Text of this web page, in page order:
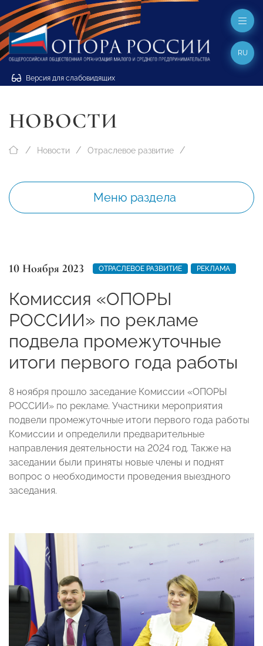
Версия для слабовидящих
RU
НОВОСТИ
Новости Отраслевое развитие
Меню раздела
10 Ноября 2023 ОТРАСЛЕВОЕ РАЗВИТИЕ РЕКЛАМА
Комиссия «ОПОРЫ
РОССИИ» по рекламе
подвела промежуточные
итоги первого года работы
8 ноября прошло заседание Комиссии «ОПОРЫ
РОССИИ» по рекламе. Участники мероприятия
подвели промежуточные итоги первого года работы
Комиссии и определили предварительные
направления деятельности на 2024 год. Также на
заседании были приняты новые члены и поднят
вопрос о необходимости проведения выездного
заседания.